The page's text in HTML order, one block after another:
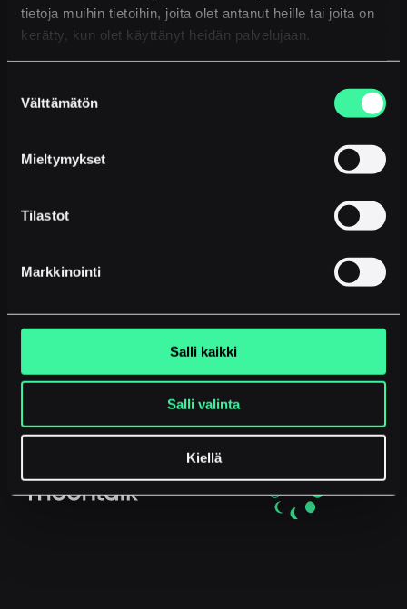
tietoja muihin tietoihin, joita olet antanut heille tai joita on
kerätty, kun olet käyttänyt heidän palvelujaan.
valinta
Välttämätön
Mieltymykset
Tilastot
Markkinointi
Salli kaikki
Salli valinta
Kiellä
My company
uses Moontalk AIRI. Can the
summaries of my personal
Our company uses a call
the company ensure from a